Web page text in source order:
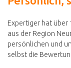
Expertiger hat über
aus der Region
persönlichen und
selbst die